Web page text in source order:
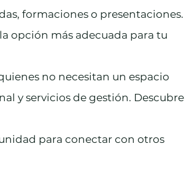
formaciones o presentaciones.
opción más adecuada para tu
no necesitan un espacio
y servicios de gestión. Descubre
para conectar con otros